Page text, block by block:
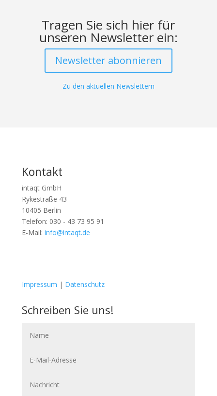
Tragen Sie sich hier für
unseren Newsletter ein:
Newsletter abonnieren
Zu den aktuellen Newslettern
Kontakt
intaqt GmbH
Rykestraße 43
10405 Berlin
Telefon: 030 - 43 73 95 91
E-Mail: info@intaqt.de
Impressum | Datenschutz
Schreiben Sie uns!
Mail-